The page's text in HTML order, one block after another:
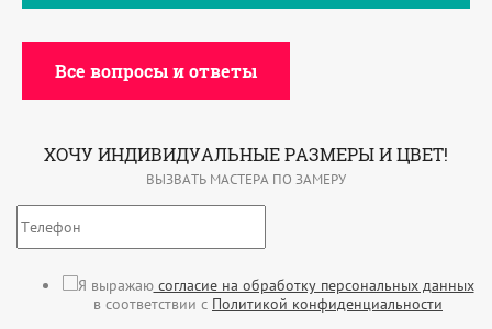
Все вопросы и ответы
ХОЧУ ИНДИВИДУАЛЬНЫЕ РАЗМЕРЫ И ЦВЕТ!
ВЫЗВАТЬ МАСТЕРА ПО ЗАМЕРУ
Я выражаюсогласие на обработку персональных данных
в соответствии с Политикой конфиденциальности